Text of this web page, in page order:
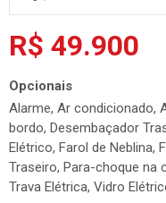
R$ 49.900
Opcionais
Alarme, Ar condicionado,
bordo, Desembaçador
Elétrico, Farol de Neblina,
Traseiro, Para-choque na
Trava Elétrica, Vidro